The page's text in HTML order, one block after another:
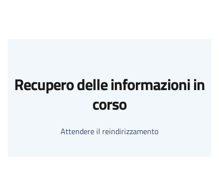
Recupero delle informazioni in
corso
Attendere il reindirizzamento